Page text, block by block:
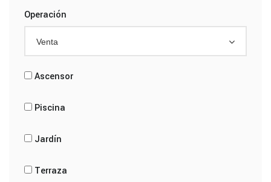
Operación
Venta
Ascensor
Piscina
Jardín
Terraza